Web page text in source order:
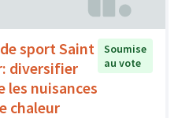
sport Saint
diversifier
les nuisances
chaleur
Soumise
au vote